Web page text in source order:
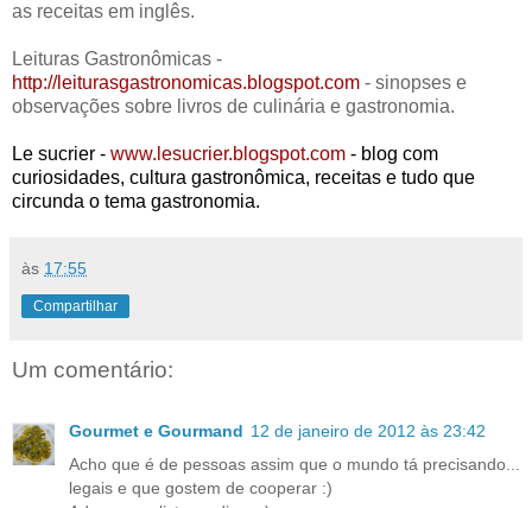
as receitas em inglês.
Leituras Gastronômicas -
http://leiturasgastronomicas.blogspot.com - sinopses e
observações sobre livros de culinária e gastronomia.
Le sucrier - www.lesucrier.blogspot.com - blog com
curiosidades, cultura gastronômica, receitas e tudo que
circunda o tema gastronomia.
às 17:55
Compartilhar
Um comentário:
Gourmet e Gourmand 12 de janeiro de 2012 às 23:42
Acho que é de pessoas assim que o mundo tá precisando...
legais e que gostem de cooperar :)